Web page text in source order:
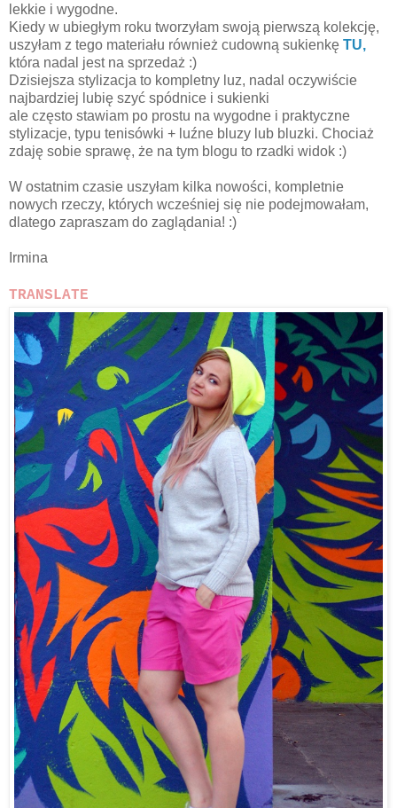
lekkie i wygodne.
Kiedy w ubiegłym roku tworzyłam swoją pierwszą kolekcję,
uszyłam z tego materiału również cudowną sukienkę TU,
która nadal jest na sprzedaż :)
Dzisiejsza stylizacja to kompletny luz, nadal oczywiście
najbardziej lubię szyć spódnice i sukienki
ale często stawiam po prostu na wygodne i praktyczne
stylizacje, typu tenisówki + luźne bluzy lub bluzki. Chociaż
zdaję sobie sprawę, że na tym blogu to rzadki widok :)
W ostatnim czasie uszyłam kilka nowości, kompletnie
nowych rzeczy, których wcześniej się nie podejmowałam,
dlatego zapraszam do zaglądania! :)
Irmina
TRANSLATE